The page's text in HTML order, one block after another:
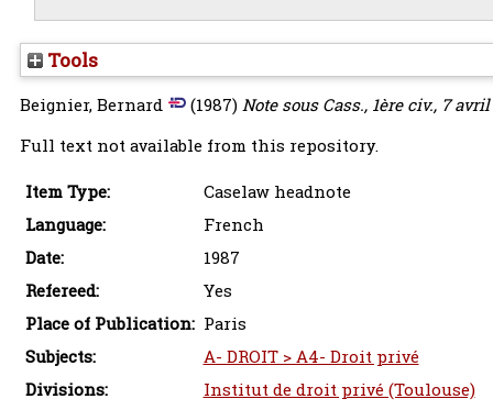
Tools
Beignier, Bernard (1987)Note sous Cass., 1ère civ., 7
Full text not available from this repository.
Item Type:
Caselaw headnote
Language:
French
Date:
1987
Refereed:
Yes
Place of Publication: Paris
Subjects:
A- DROIT > A4- Droit privé
Divisions:
Institut de droit privé (Toulouse)